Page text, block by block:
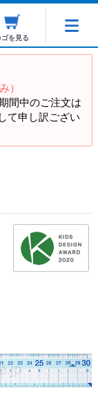
ゴを見る
）
間中のご注文は
て申し訳ござい